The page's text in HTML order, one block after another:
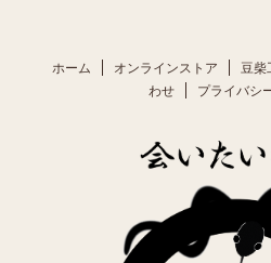
ホーム オンラインストア 豆柴
わせ
プライバシ